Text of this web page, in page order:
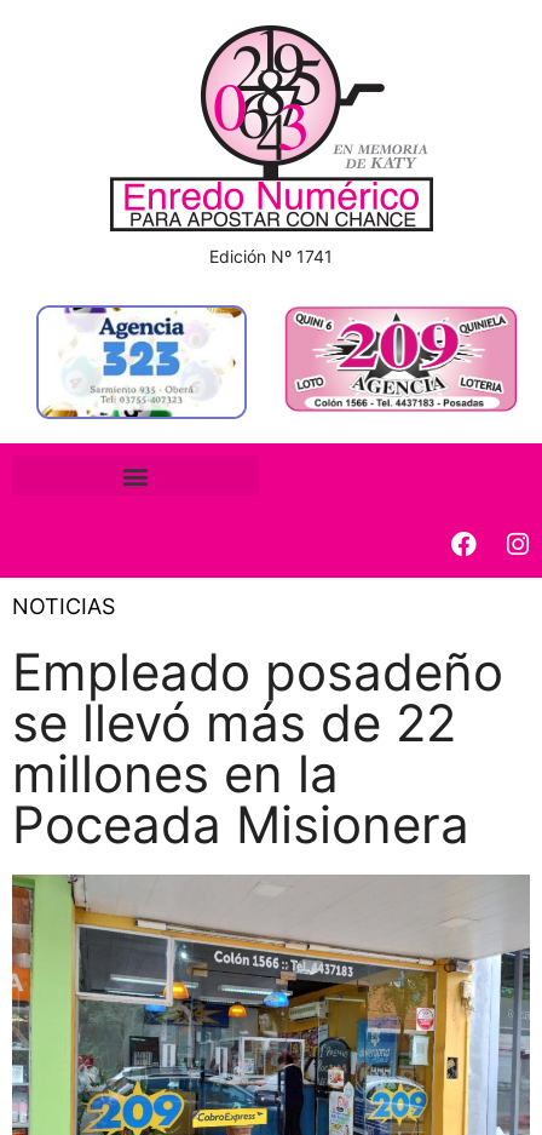
Edición Nº 1741
NOTICIAS
Empleado posadeño
se llevó más de 22
millones en la
Poceada Misionera